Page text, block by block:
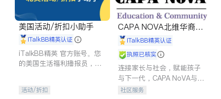
美国活动/折扣小助手
iTalkBB精英认证
iTalkBB精英 官方账号。您
的美国生活福利播报员，精
专属福利。
活动/折扣
CAPA NOVA北维华裔家
长会iTalkBB精英认证
执照已核实
连接家长与社会，赋能孩子
与下一代，CAPA NoVA与您
携手建设包容、公平、充满
社区服务